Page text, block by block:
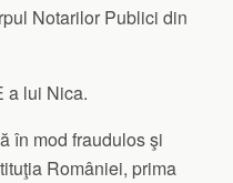
Notarilor Publici din
a lui Nica.
în mod fraudulos şi
României, prima